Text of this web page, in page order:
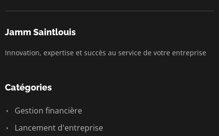
Jamm Saintlouis
Innovation, expertise et succès au service de votre entreprise
Catégories
Gestion financière
Lancement d'entreprise